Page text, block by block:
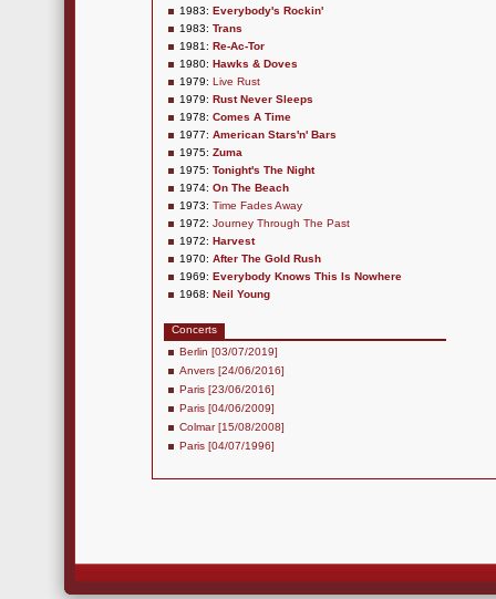
1983: Everybody's Rockin'
1983: Trans
1981: Re-Ac-Tor
1980: Hawks & Doves
1979: Live Rust
1979: Rust Never Sleeps
1978: Comes A Time
1977: American Stars'n' Bars
1975: Zuma
1975: Tonight's The Night
1974: On The Beach
1973: Time Fades Away
1972: Journey Through The Past
1972: Harvest
1970: After The Gold Rush
1969: Everybody Knows This Is Nowhere
1968: Neil Young
Concerts
Berlin [03/07/2019]
Anvers [24/06/2016]
Paris [23/06/2016]
Paris [04/06/2009]
Colmar [15/08/2008]
Paris [04/07/1996]